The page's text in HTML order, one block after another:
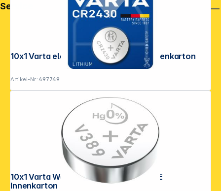
10x1 Varta electronic CR 2430 VPE Innenkarton
Artikel-Nr.:497749
10x1 Varta Watch V 389 High Drain VPE
Innenkarton
Service